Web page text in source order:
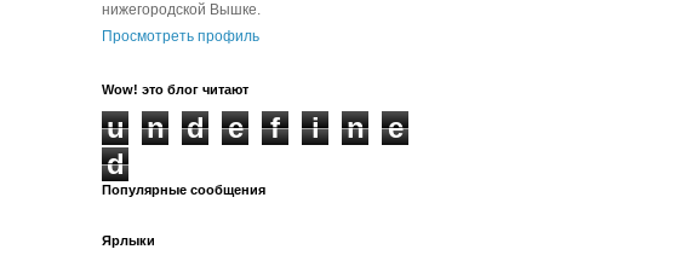
нижегородской Вышке.
Просмотреть профиль
Wow! это блог читают
u n d e f i n
e
d
Популярные сообщения
Ярлыки